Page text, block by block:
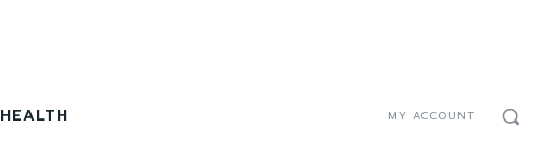
HEALTH MY ACCOUNT